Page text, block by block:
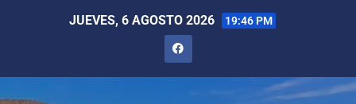
JUEVES, 6 AGOSTO 2026 19:46 PM